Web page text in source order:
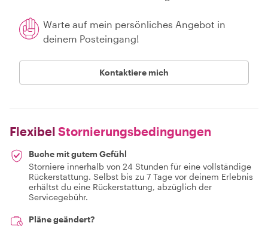
Warte auf mein persönliches Angebot in
deinem Posteingang!
Kontaktiere mich
Flexibel Stornierungsbedingungen
Buche mit gutem Gefühl
Storniere innerhalb von 24 Stunden für eine vollständige
Rückerstattung. Selbst bis zu 7 Tage vor deinem Erlebnis
erhältst du eine Rückerstattung, abzüglich der
Servicegebühr.
Pläne geändert?